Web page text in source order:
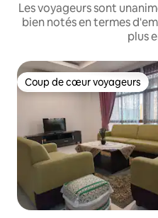
Les voyageurs sont
bien notés en termes
plus
Coup de cœur voyageurs
Coup de cœur voyageurs